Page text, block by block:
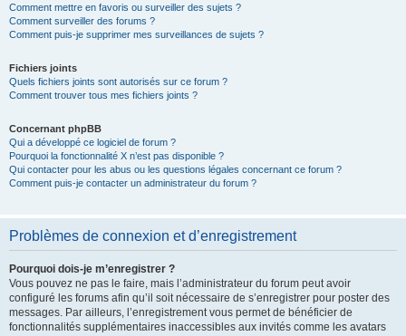
Comment mettre en favoris ou surveiller des sujets ?
Comment surveiller des forums ?
Comment puis-je supprimer mes surveillances de sujets ?
Fichiers joints
Quels fichiers joints sont autorisés sur ce forum ?
Comment trouver tous mes fichiers joints ?
Concernant phpBB
Qui a développé ce logiciel de forum ?
Pourquoi la fonctionnalité X n’est pas disponible ?
Qui contacter pour les abus ou les questions légales concernant ce forum ?
Comment puis-je contacter un administrateur du forum ?
Problèmes de connexion et d’enregistrement
Pourquoi dois-je m’enregistrer ?
Vous pouvez ne pas le faire, mais l’administrateur du forum peut avoir
configuré les forums afin qu’il soit nécessaire de s’enregistrer pour poster des
messages. Par ailleurs, l’enregistrement vous permet de bénéficier de
fonctionnalités supplémentaires inaccessibles aux invités comme les avatars